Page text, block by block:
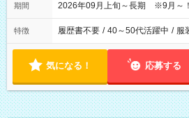
期間 2026年09月上旬～長期 ※9月～！
特徴 履歴書不要 / 40～50代活躍中 / 服
気になる！ 応募する